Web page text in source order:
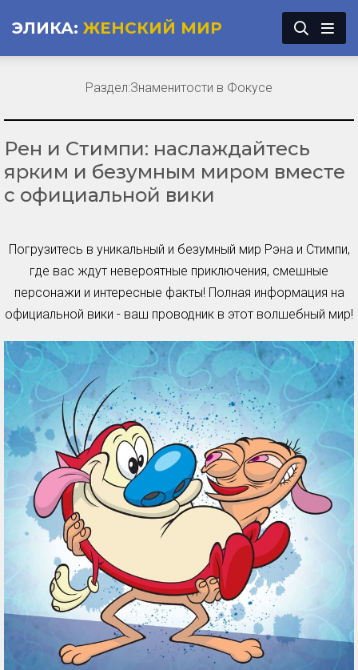
ЭЛИКА: ЖЕНСКИЙ МИР
Рен и Стимпи: наслаждайтесь
ярким и безумным миром вместе
с официальной вики
Погрузитесь в уникальный и безумный мир Рэна и Стимпи,
где вас ждут невероятные приключения, смешные
персонажи и интересные факты! Полная информация на
официальной вики - ваш проводник в этот волшебный мир!
Раздел:Знаменитости в Фокусе